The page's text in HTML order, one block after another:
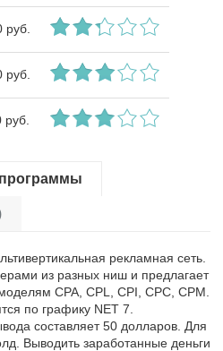
руб.
руб.
руб.
рекламная сеть.
из разных ниш и предлагает
CPA, CPL, CPI, CPC, CPM.
по графику NET 7.
составляет 50 долларов. Для
Выводить заработанные деньги